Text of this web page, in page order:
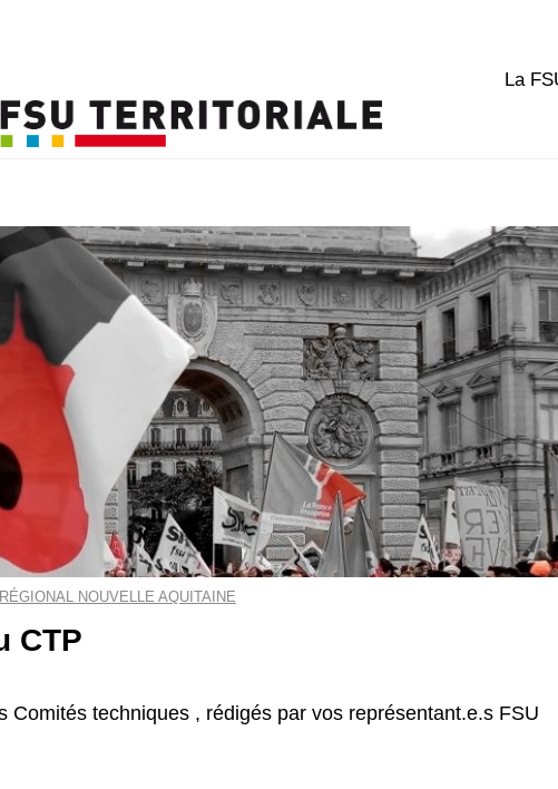
La
NOUVELLE AQUITAINE
CTP
Comités techniques , rédigés par vos représentant.e.s FSU